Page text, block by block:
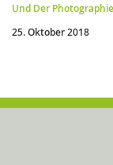
Und Der Photographie
25. Oktober 2018